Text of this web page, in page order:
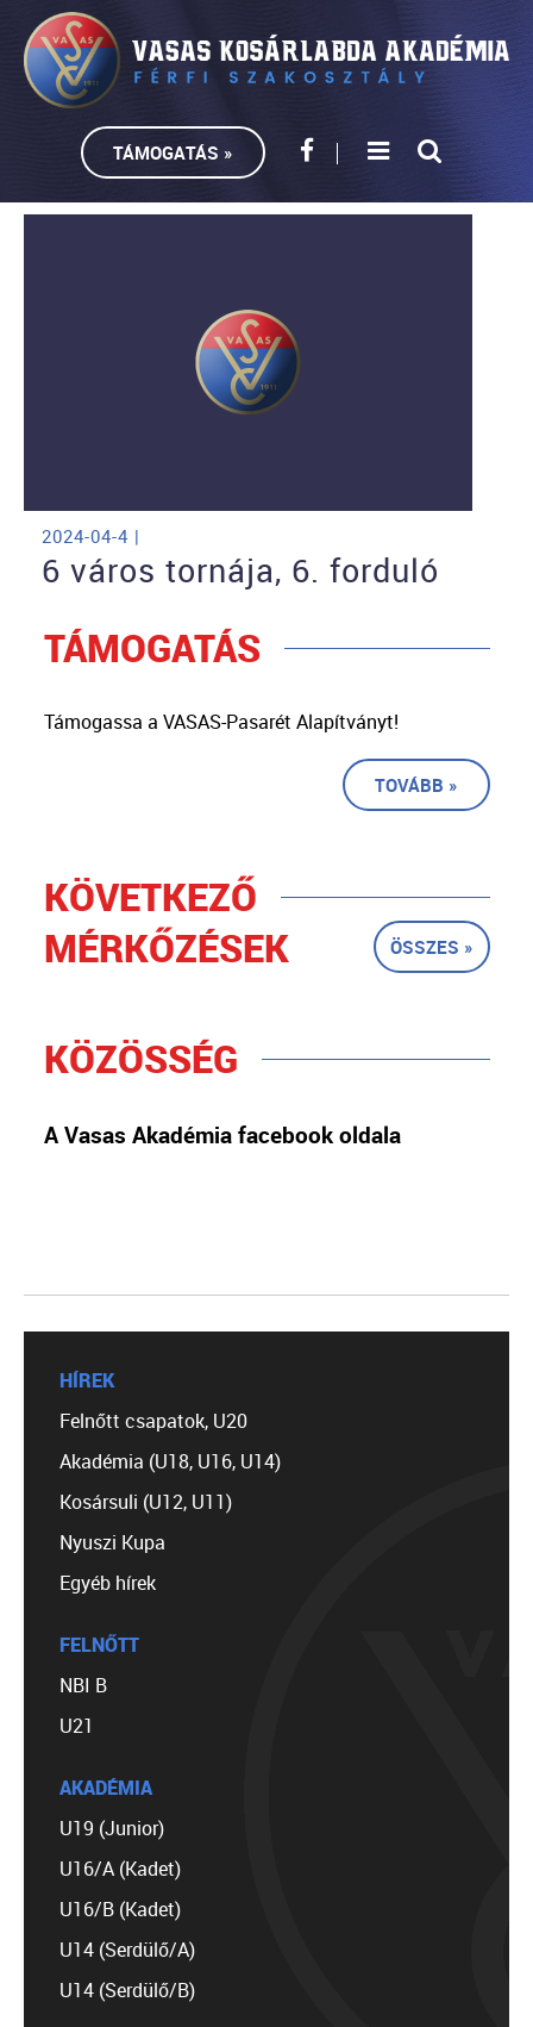
TÁMOGATÁS »
2024-04-4 |
6 város tornája, 6. forduló
TÁMOGATÁS
Támogassa a VASAS-Pasarét Alapítványt!
TOVÁBB »
KÖVETKEZŐ
MÉRKŐZÉSEK
ÖSSZES »
KÖZÖSSÉG
A Vasas Akadémia facebook oldala
HÍREK
Felnőtt csapatok, U20
Akadémia (U18, U16, U14)
Kosársuli (U12, U11)
Nyuszi Kupa
Egyéb hírek
FELNŐTT
NBI B
U21
AKADÉMIA
U19 (Junior)
U16/A (Kadet)
U16/B (Kadet)
U14 (Serdülő/A)
U14 (Serdülő/B)